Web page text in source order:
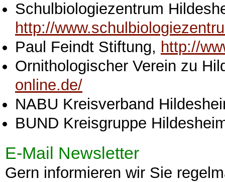
Schulbiologiezentrum
http://
Paul Feindt Stiftung, http://
Ornithologischer Verein zu
online.de/
NABU Kreisverband
BUND Kreisgruppe
E-Mail Newsletter
Gern informieren wir Sie